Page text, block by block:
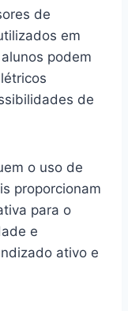
de
em
podem
de
o uso de
proporcionam
para o
e
ativo e